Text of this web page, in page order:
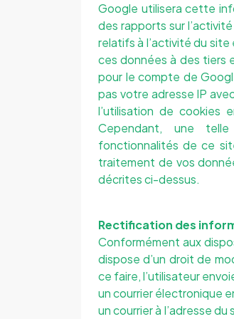
Google utilisera cette
des rapports sur
relatifs à l’activité du
ces données à des tiers
pour le compte de
pas votre adresse IP
l’utilisation de cookies
Cependant, une telle
fonctionnalités de ce
traitement de vos
décrites ci-dessus.
Rectification des
Conformément aux
dispose d’un droit de
ce faire, l’utilisateur
un courrier électronique
un courrier à l’adresse